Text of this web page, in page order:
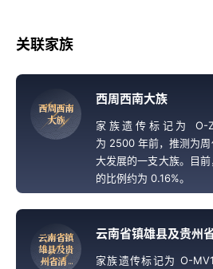
关联家族
西周西南
大族
西周西南大族
家族遗传标记为 O-
为 2500 年前，推测为
大发展的一支大族。目
的比例约为 0.16%。
云南省镇
雄县及贵
州省清 ...
云南省镇雄县及贵州
家族遗传标记为 O-